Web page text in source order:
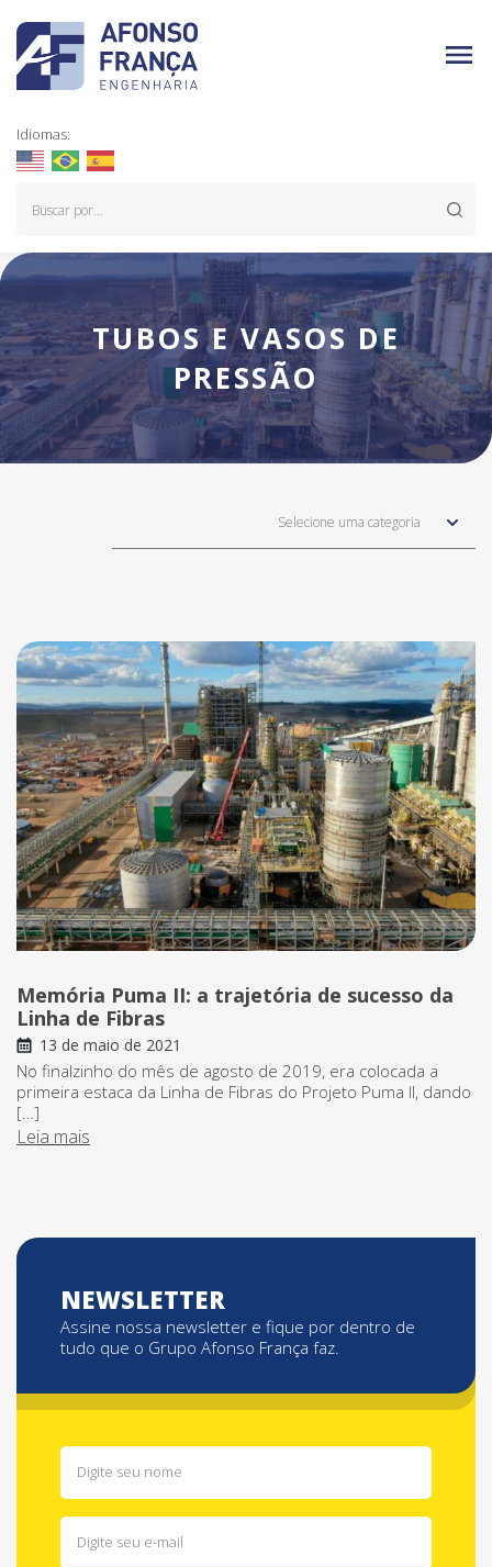
Idiomas:
TUBOS E VASOS DE
PRESSÃO
Selecione uma categoria
Memória Puma II: a trajetória de sucesso da
Linha de Fibras
13 de maio de 2021
No finalzinho do mês de agosto de 2019, era colocada a
primeira estaca da Linha de Fibras do Projeto Puma II, dando
[…]
Leia mais
NEWSLETTER
Assine nossa newsletter e fique por dentro de
tudo que o Grupo Afonso França faz.